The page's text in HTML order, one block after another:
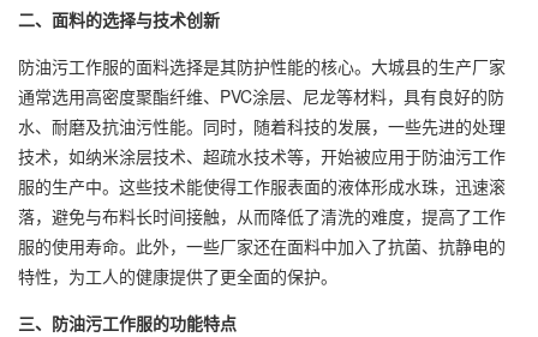
二、面料的选择与技术创新
防油污工作服的面料选择是其防护性能的核心。大城县的生产厂家
通常选用高密度聚酯纤维、PVC涂层、尼龙等材料，具有良好的防
水、耐磨及抗油污性能。同时，随着科技的发展，一些先进的处理
技术，如纳米涂层技术、超疏水技术等，开始被应用于防油污工作
服的生产中。这些技术能使得工作服表面的液体形成水珠，迅速滚
落，避免与布料长时间接触，从而降低了清洗的难度，提高了工作
服的使用寿命。此外，一些厂家还在面料中加入了抗菌、抗静电的
特性，为工人的健康提供了更全面的保护。
三、防油污工作服的功能特点